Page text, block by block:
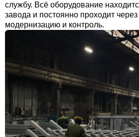
службу. Всё оборудование
завода и постоянно проходит
модернизацию и контроль.